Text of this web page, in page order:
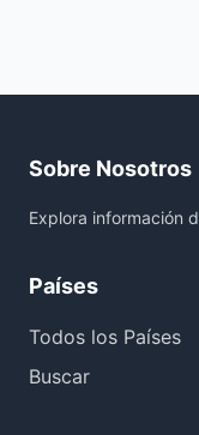
Sobre Nosotros
Explora información
Países
Todos los Países
Buscar